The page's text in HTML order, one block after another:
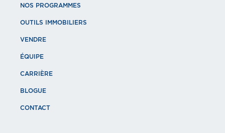
NOS PROGRAMMES
OUTILS IMMOBILIERS
VENDRE
ÉQUIPE
CARRIÈRE
BLOGUE
CONTACT